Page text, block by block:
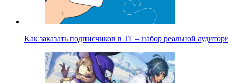
Как заказать подписчиков в ТГ – набор реальной